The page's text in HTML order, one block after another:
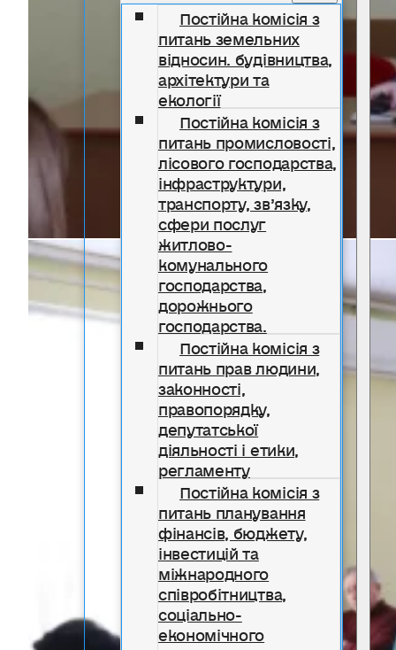
Постійна комісія з
питань земельних
відносин. будівництва,
архітектури та
екології
Постійна комісія з
питань промисловості,
лісового господарства,
інфраструктури,
транспорту, зв’язку,
сфери послуг
житлово-
комунального
господарства,
дорожнього
господарства.
Постійна комісія з
питань прав людини,
законності,
правопорядку,
депутатської
діяльності і етики,
регламенту
Постійна комісія з
питань планування
фінансів, бюджету,
інвестицій та
міжнародного
співробітництва,
соціально-
економічного